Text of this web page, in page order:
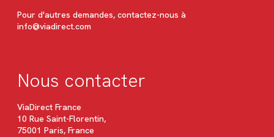
Pour d'autres demandes, contactez-nous à
info@viadirect.com
Nous contacter
ViaDirect France
10 Rue Saint-Florentin,
75001 Paris, France